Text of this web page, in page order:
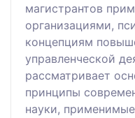
магистрантов
организациями,
концепциям
управленческой
рассматривает
принципы
науки,